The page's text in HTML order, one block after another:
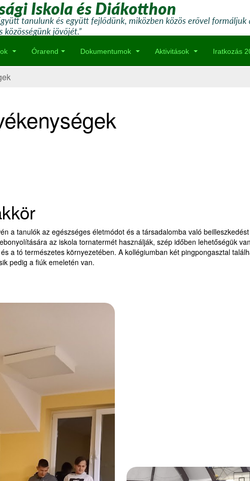
Órarend Dokumentumok Aktivitások Iratkozás
a tanulók az egészséges életmódot és a társadalomba való
az iskola tornatermét használják, szép időben lehetőségük
a tó természetes környezetében. A kollégiumban két pingpongasztal
pedig a fiúk emeletén van.